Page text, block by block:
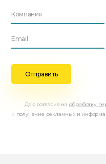
Даю согласие на обработку
и получение рекламных и